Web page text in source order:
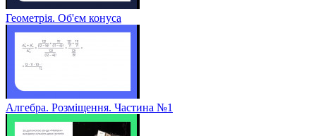
Геометрія. Об'єм конуса
Алгебра. Розміщення. Частина №1